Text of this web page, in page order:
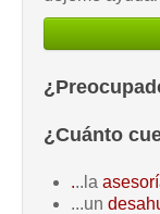
¿Cuánto
...la
...un